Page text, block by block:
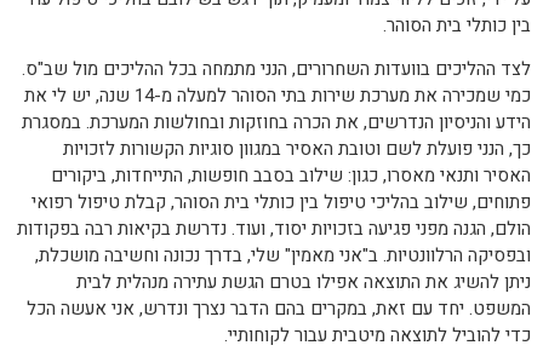
בין כותלי בית הסוהר.
לצד ההליכים בוועדות השחרורים, הנני מתמחה בכל ההליכים מול שב"ס.
כמי שמכירה את מערכת שירות בתי הסוהר למעלה מ-14 שנה, יש לי את
הידע והניסיון הנדרשים, את הכרה בחוזקות ובחולשות המערכת. במסגרת
כך, הנני פועלת לשם וטובת האסיר במגוון סוגיות הקשורות לזכויות
האסיר ותנאי מאסרו, כגון: שילוב בסבב חופשות, התייחדות, ביקורים
פתוחים, שילוב בהליכי טיפול בין כותלי בית הסוהר, קבלת טיפול רפואי
הולם, הגנה מפני פגיעה בזכויות יסוד, ועוד. נדרשת בקיאות רבה בפקודות
ובפסיקה הרלוונטיות. ב"אני מאמין" שלי, בדרך נכונה וחשיבה מושכלת,
ניתן להשיג את התוצאה אפילו בטרם הגשת עתירה מנהלית לבית
המשפט. יחד עם זאת, במקרים בהם הדבר נצרך ונדרש, אני אעשה הכל
כדי להוביל לתוצאה מיטבית עבור לקוחותיי.